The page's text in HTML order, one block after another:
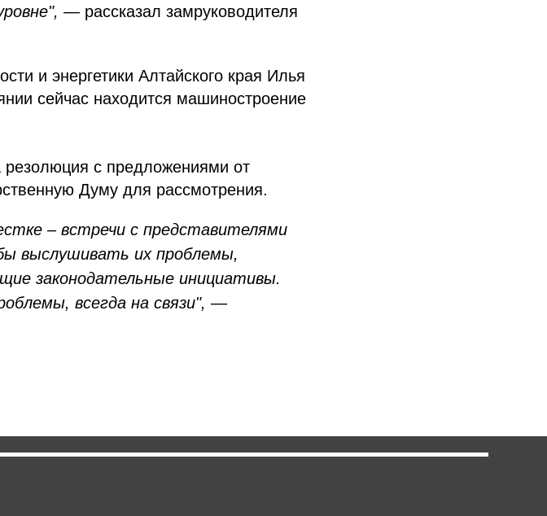
— рассказал замруководителя
и энергетики Алтайского края Илья
сейчас находится машиностроение
резолюция с предложениями от
Думу для рассмотрения.
– встречи с представителями
выслушивать их проблемы,
законодательные инициативы.
всегда на связи", —